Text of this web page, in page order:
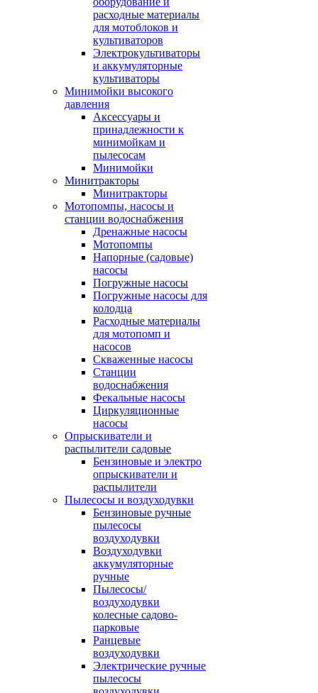
расходные материалы
для мотоблоков и
культиваторов
Электрокультиваторы
и аккумуляторные
культиваторы
Минимойки высокого
давления
Аксессуары и
принадлежности к
минимойкам и
пылесосам
Минимойки
Минитракторы
Минитракторы
Мотопомпы, насосы и
станции водоснабжения
Дренажные насосы
Мотопомпы
Напорные (садовые)
насосы
Погружные насосы
Погружные насосы для
колодца
Расходные материалы
для мотопомп и
насосов
Скваженные насосы
Станции
водоснабжения
Фекальные насосы
Циркуляционные
насосы
Опрыскиватели и
распылители садовые
Бензиновые и электро
опрыскиватели и
распылители
Пылесосы и воздуходувки
Бензиновые ручные
пылесосы
воздуходувки
Воздуходувки
аккумуляторные
ручные
Пылесосы/
воздуходувки
колесные садово-
парковые
Ранцевые
воздуходувки
Электрические ручные
пылесосы